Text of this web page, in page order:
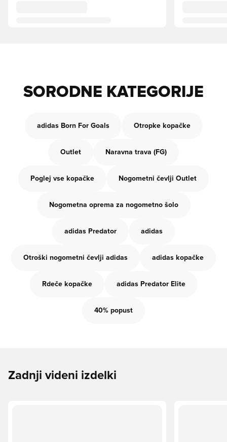
SORODNE KATEGORIJE
adidas Born For Goals Otropke kopačke
Outlet Naravna trava (FG)
Poglej vse kopačke Nogometni čevlji Outlet
Nogometna oprema za nogometno šolo
adidas Predator adidas
Otroški nogometni čevlji adidas adidas kopačke
Rdeče kopačke adidas Predator Elite
40% popust
Zadnji videni izdelki